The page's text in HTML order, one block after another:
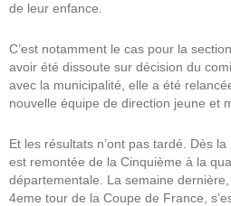
de leur enfance.
C’est notamment le cas pour la
avoir été dissoute sur décision du
avec la municipalité, elle a été
nouvelle équipe de direction jeune et
Et les résultats n’ont pas tardé. Dès
est remontée de la Cinquième à la
départementale. La semaine dernière,
4eme tour de la Coupe de France,